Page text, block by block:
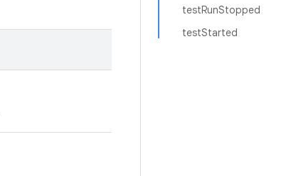
testRunStopped
testStarted